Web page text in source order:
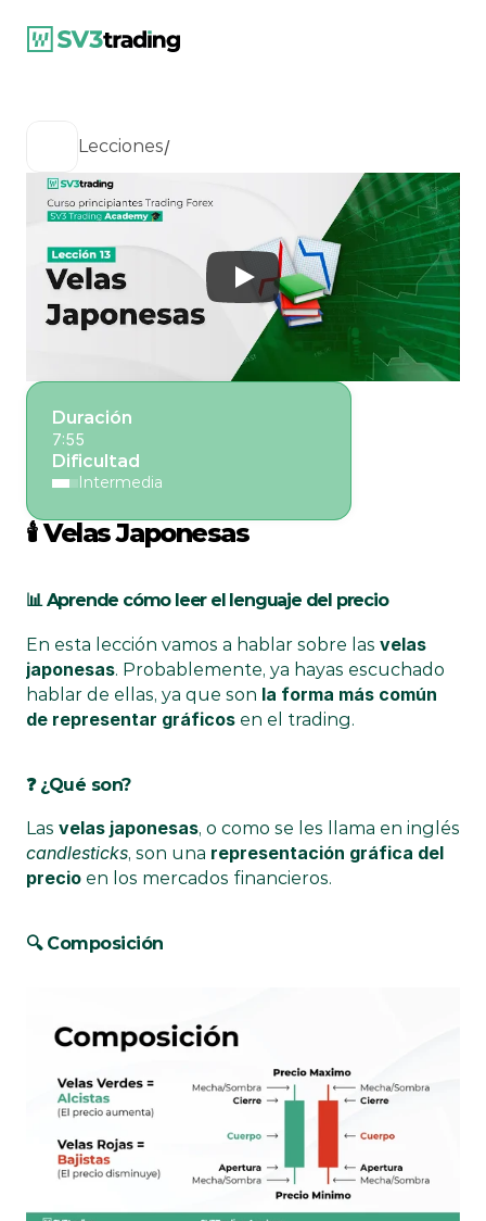
Lecciones/
Duración
7:55
Dificultad
Intermedia
🕯️ Velas Japonesas
📊 Aprende cómo leer el lenguaje del precio
En esta lección vamos a hablar sobre las velas
japonesas. Probablemente, ya hayas escuchado
hablar de ellas, ya que son la forma más común
de representar gráficos en el trading.
❓ ¿Qué son?
Las velas japonesas
candlesticks, son una representación gráfica del
precio en los mercados financieros.
🔍 Composición